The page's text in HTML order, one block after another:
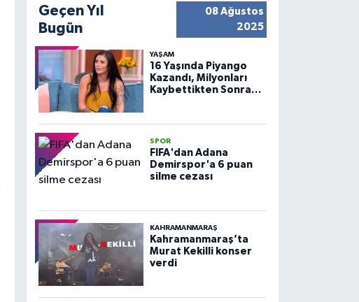
Geçen Yıl
Bugün
08 Ağustos
2025
YAŞAM
16 Yaşında Piyango
Kazandı, Milyonları
Kaybettikten Sonra
SPOR
FIFA'dan Adana
Demirspor'a 6 puan
silme cezası
KAHRAMANMARAŞ
Kahramanmaraş’ta
Murat Kekilli konser
verdi